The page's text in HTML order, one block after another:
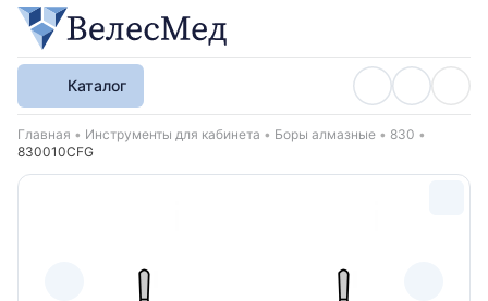
Каталог
Хлебные крошки
Главная Инструменты для кабинета Боры алмазные
830
830010CFG